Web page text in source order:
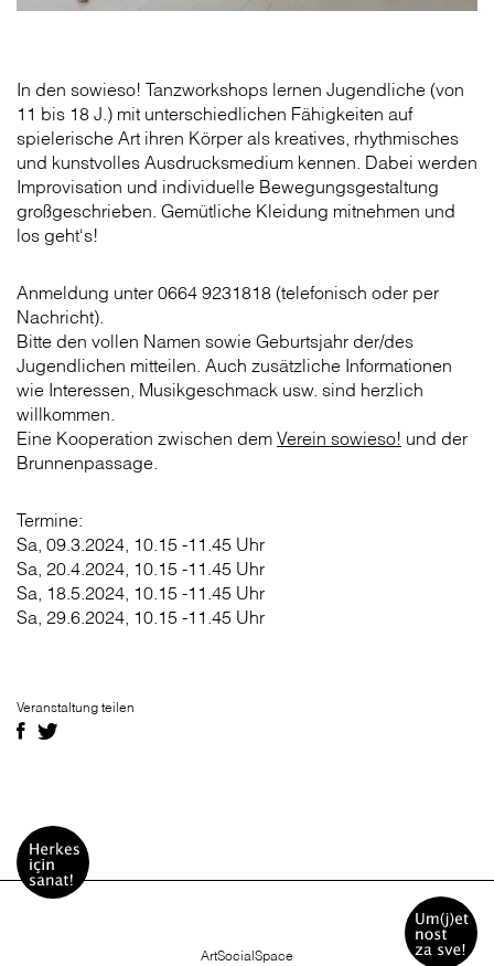
In den sowieso! Tanzworkshops lernen Jugendliche (von
11 bis 18 J.) mit unterschiedlichen Fähigkeiten auf
spielerische Art ihren Körper als kreatives, rhythmisches
und kunstvolles Ausdrucks­­medium kennen. Dabei werden
Improvisation und individuelle Bewegungsgestaltung
großgeschrieben. Gemütliche Kleidung mitnehmen und
los geht‘s!
Anmeldung unter 0664 9231818 (telefonisch oder per
Nachricht).
Bitte den vollen Namen sowie Geburtsjahr der/des
Jugendlichen mitteilen. Auch zusätzliche Informationen
wie Interessen, Musikgeschmack usw. sind herzlich
willkommen.
Eine Kooperation zwischen dem Verein sowieso! und der
Brunnenpassage.
Termine:
Sa, 09.3.2024, 10.15 -11.45 Uhr
Sa, 20.4.2024, 10.15 -11.45 Uhr
Sa, 18.5.2024, 10.15 -11.45 Uhr
Sa, 29.6.2024, 10.15 -11.45 Uhr
Veranstaltung teilen
ArtSocialSpace